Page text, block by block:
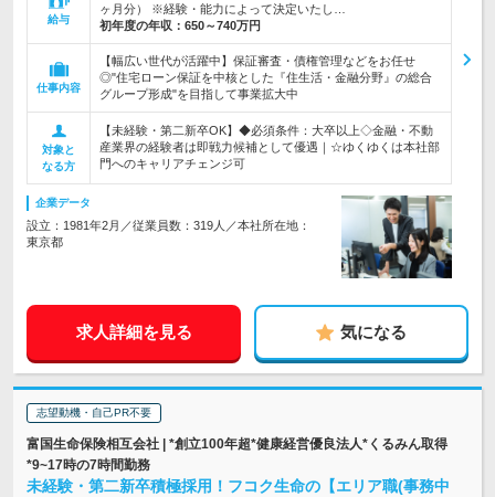
給与
ヶ月分） ※経験・能力によって決定いたし…
初年度の年収： 650～740万円
仕事内容
【幅広い世代が活躍中】保証審査・債権管理などをお任せ
◎"住宅ローン保証を中核とした『住生活・金融分野』の総合
グループ形成"を目指して事業拡大中
対象と
なる方
【未経験・第二新卒OK】◆必須条件：大卒以上◇金融・不動
産業界の経験者は即戦力候補として優遇｜☆ゆくゆくは本社部
門へのキャリアチェンジ可
企業データ
設立：1981年2月／従業員数：319人／本社所在地：
東京都
求人詳細を見る 気になる
志望動機・自己PR不要
富国生命保険相互会社 | *創立100年超*健康経営優良法人*くるみん取得
*9~17時の7時間勤務
未経験・第二新卒積極採用！フコク生命の【エリア職(事務中